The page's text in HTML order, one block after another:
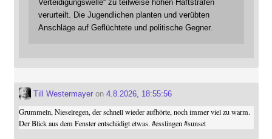
Verteidigungswelle“ zu teilweise hohen Haftstrafen
verurteilt. Die Jugendlichen planten und verübten
Anschläge auf Geflüchtete und politische Gegner.
Till Westermayeron 4.8.2026, 18:55:56
Grummeln, Nieselregen, der schnell wieder aufhörte, noch immer viel zu warm.
Der Blick aus dem Fenster entschädigt etwas. #esslingen #sunset